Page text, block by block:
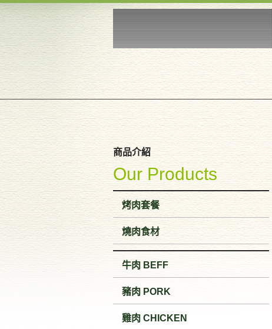
商品介紹
Our Products
烤肉套餐
燒肉食材
牛肉 BEFF
豬肉 PORK
雞肉 CHICKEN